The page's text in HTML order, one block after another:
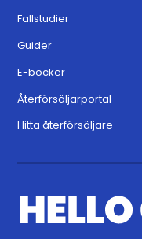
Fallstudier
Guider
E-böcker
Återförsäljarportal
Hitta återförsäljare